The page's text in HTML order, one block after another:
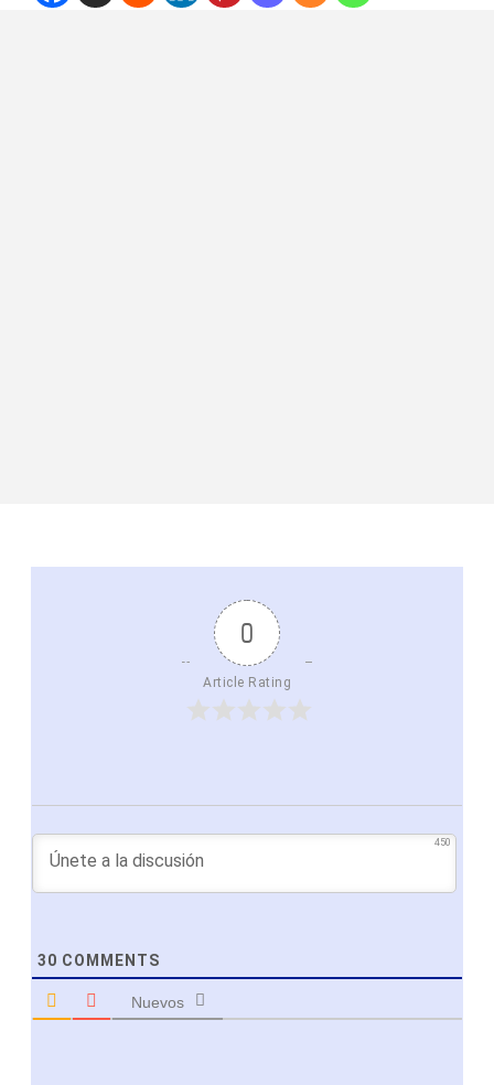
0
Article Rating
450
30 COMMENTS
Nuevos